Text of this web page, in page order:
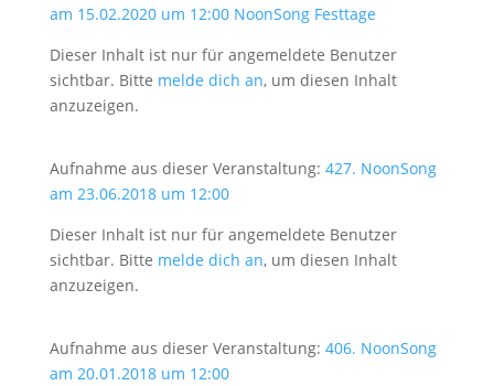
am 15.02.2020 um 12:00 NoonSong Festtage
Dieser Inhalt ist nur für angemeldete Benutzer
sichtbar. Bitte melde dich an, um diesen Inhalt
anzuzeigen.
Aufnahme aus dieser Veranstaltung: 427. NoonSong
am 23.06.2018 um 12:00
Dieser Inhalt ist nur für angemeldete Benutzer
sichtbar. Bitte melde dich an, um diesen Inhalt
anzuzeigen.
Aufnahme aus dieser Veranstaltung: 406. NoonSong
am 20.01.2018 um 12:00